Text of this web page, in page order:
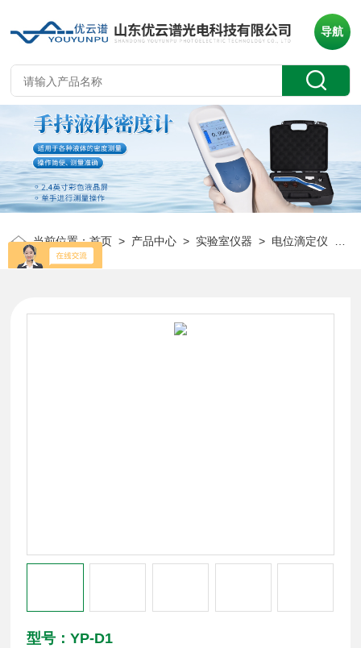
导航
当前位置：首页 > 产品中心 > 实验室仪器 > 电位滴定仪
型号：YP-D1